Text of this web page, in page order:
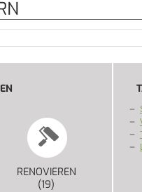
APPLY WISSEN FILTER
RENOVIEREN
(19)